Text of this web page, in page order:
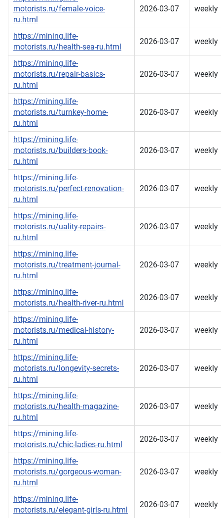
motorists.ru/female-voice-
ru.html
2026-03-07 weekly
https://mining.life-
motorists.ru/health-sea-ru.html
2026-03-07 weekly
https://mining.life-
motorists.ru/repair-basics-
ru.html
2026-03-07 weekly
https://mining.life-
motorists.ru/turnkey-home-
ru.html
2026-03-07 weekly
https://mining.life-
motorists.ru/builders-book-
ru.html
2026-03-07 weekly
https://mining.life-
motorists.ru/perfect-renovation-
ru.html
2026-03-07 weekly
https://mining.life-
motorists.ru/uality-repairs-
ru.html
2026-03-07 weekly
https://mining.life-
motorists.ru/treatment-journal-
ru.html
2026-03-07 weekly
https://mining.life-
motorists.ru/health-river-ru.html
2026-03-07 weekly
https://mining.life-
motorists.ru/medical-history-
ru.html
2026-03-07 weekly
https://mining.life-
motorists.ru/longevity-secrets-
ru.html
2026-03-07 weekly
https://mining.life-
motorists.ru/health-magazine-
ru.html
2026-03-07 weekly
https://mining.life-
motorists.ru/chic-ladies-ru.html
2026-03-07 weekly
https://mining.life-
motorists.ru/gorgeous-woman-
ru.html
2026-03-07 weekly
https://mining.life-
motorists.ru/elegant-girls-ru.html
2026-03-07 weekly